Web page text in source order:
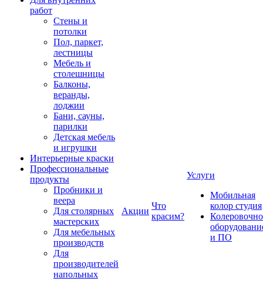
работ
Стены и
потолки
Пол, паркет,
лестницы
Мебель и
столешницы
Балконы,
веранды,
лоджии
Бани, сауны,
парилки
Детская мебель
и игрушки
Интерьерные краски
Профессиональные
продукты
Пробники и
веера
Для столярных
мастерских
Для мебельных
производств
Для
производителей
напольных
Акции
Что
красим?
Услуги
Мобильная
колор студия
и ПО